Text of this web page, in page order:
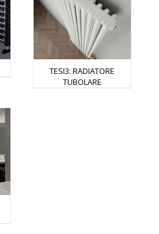
TESI3: RADIATORE
TUBOLARE